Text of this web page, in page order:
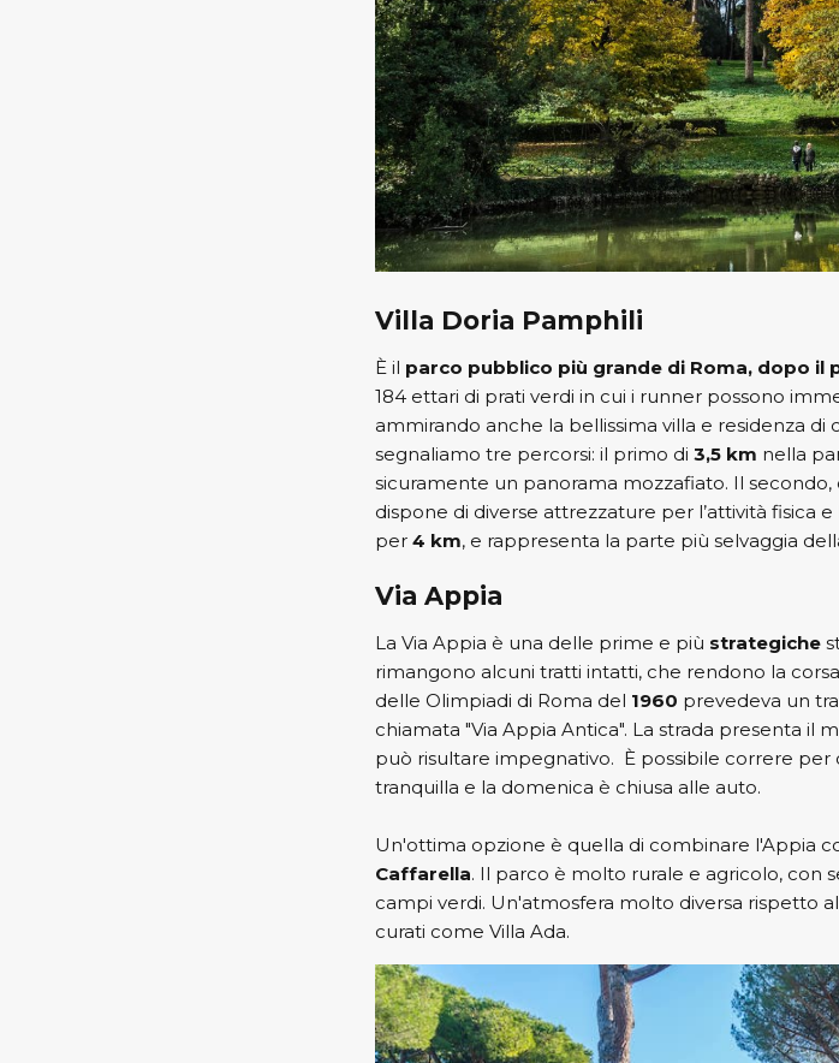
Villa Doria Pamphili
È il parco pubblico più grande di Roma, dopo il
184 ettari di prati verdi in cui i runner possono
ammirando anche la bellissima villa e residenza di
segnaliamo tre percorsi: il primo di 3,5 km nella
sicuramente un panorama mozzafiato. Il secondo,
dispone di diverse attrezzature per l’attività fisica
per 4 km, e rappresenta la parte più selvaggia
Via Appia
La Via Appia è una delle prime e più strategiche
rimangono alcuni tratti intatti, che rendono la
delle Olimpiadi di Roma del 1960 prevedeva un
chiamata "Via Appia Antica". La strada presenta il
può risultare impegnativo. È possibile correre per
tranquilla e la domenica è chiusa alle auto.
Un'ottima opzione è quella di combinare l'Appia
Caffarella. Il parco è molto rurale e agricolo, con
campi verdi. Un'atmosfera molto diversa rispetto
curati come Villa Ada.